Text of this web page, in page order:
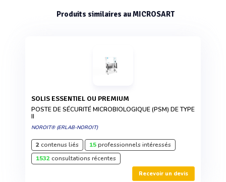
Produits similaires au MICROSART
SOLIS ESSENTIEL OU PREMIUM
POSTE DE SÉCURITÉ MICROBIOLOGIQUE (PSM) DE TYPE
II
NOROIT® (ERLAB-NOROIT)
2contenus liés 15professionnels intéressés
1532consultations récentes
Recevoir un devis